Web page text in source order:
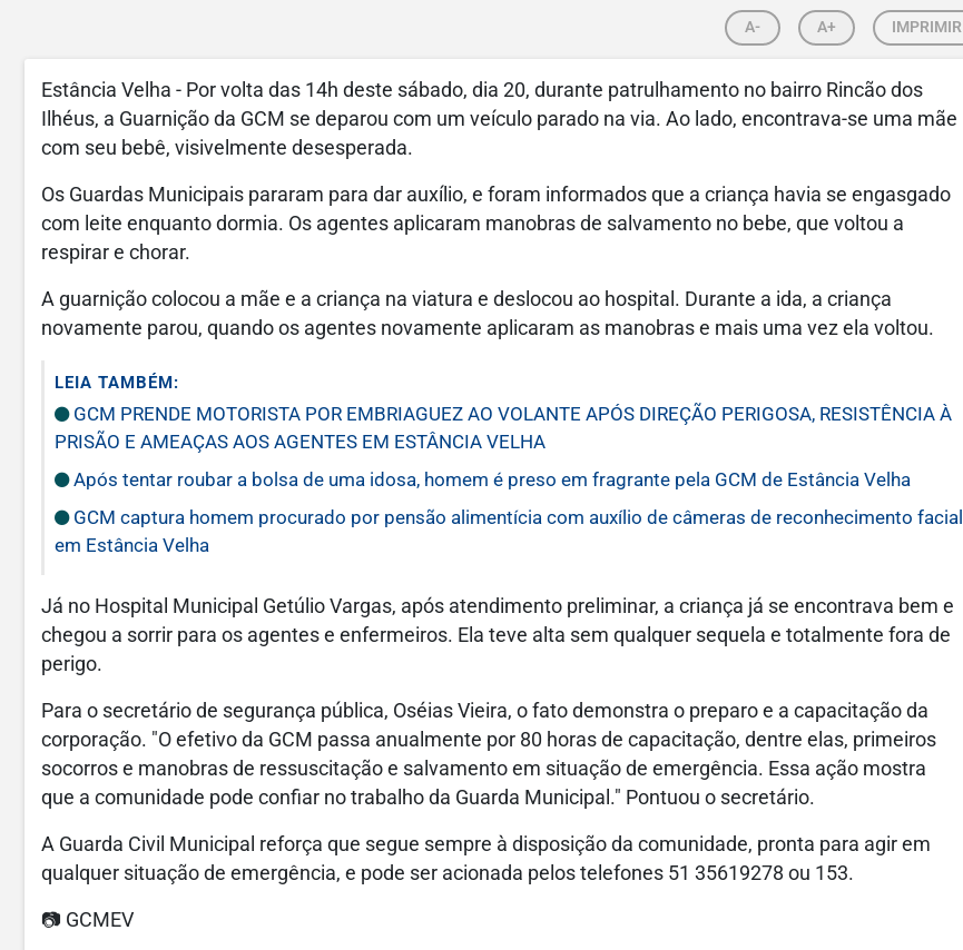
A- A+ IMPRIMIR
Estância Velha - Por volta das 14h deste sábado, dia 20, durante patrulhamento no bairro Rincão dos
Ilhéus, a Guarnição da GCM se deparou com um veículo parado na via. Ao lado, encontrava-se uma mãe
com seu bebê, visivelmente desesperada.
Os Guardas Municipais pararam para dar auxílio, e foram informados que a criança havia se engasgado
com leite enquanto dormia. Os agentes aplicaram manobras de salvamento no bebe, que voltou a
respirar e chorar.
A guarnição colocou a mãe e a criança na viatura e deslocou ao hospital. Durante a ida, a criança
novamente parou, quando os agentes novamente aplicaram as manobras e mais uma vez ela voltou.
LEIA TAMBÉM:
GCM PRENDE MOTORISTA POR EMBRIAGUEZ AO VOLANTE APÓS DIREÇÃO PERIGOSA, RESISTÊNCIA À
PRISÃO E AMEAÇAS AOS AGENTES EM ESTÂNCIA VELHA
Após tentar roubar a bolsa de uma idosa, homem é preso em fragrante pela GCM de Estância Velha
GCM captura homem procurado por pensão alimentícia com auxílio de câmeras de reconhecimento facial
em Estância Velha
Já no Hospital Municipal Getúlio Vargas, após atendimento preliminar, a criança já se encontrava bem e
chegou a sorrir para os agentes e enfermeiros. Ela teve alta sem qualquer sequela e totalmente fora de
perigo.
Para o secretário de segurança pública, Oséias Vieira, o fato demonstra o preparo e a capacitação da
corporação. "O efetivo da GCM passa anualmente por 80 horas de capacitação, dentre elas, primeiros
socorros e manobras de ressuscitação e salvamento em situação de emergência. Essa ação mostra
que a comunidade pode confiar no trabalho da Guarda Municipal." Pontuou o secretário.
A Guarda Civil Municipal reforça que segue sempre à disposição da comunidade, pronta para agir em
qualquer situação de emergência, e pode ser acionada pelos telefones 51 35619278 ou 153.
📷 GCMEV